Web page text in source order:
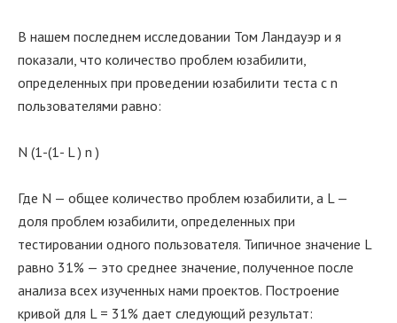
В нашем последнем исследовании Том Ландауэр и я
показали, что количество проблем юзабилити,
определенных при проведении юзабилити теста с n
пользователями равно:
N (1-(1- L ) n )
Где N — общее количество проблем юзабилити, а L —
доля проблем юзабилити, определенных при
тестировании одного пользователя. Типичное значение L
равно 31% — это среднее значение, полученное после
анализа всех изученных нами проектов. Построение
кривой для L = 31% дает следующий результат: